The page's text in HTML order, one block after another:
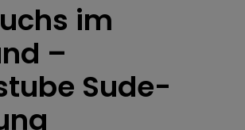
im
–
Sude­